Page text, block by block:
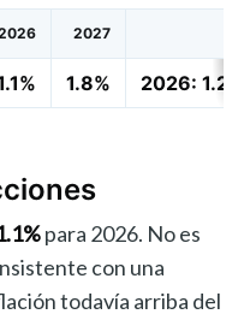
2027
1.8% 2026: 1.2%
para 2026. No es
con una
todavía arriba del